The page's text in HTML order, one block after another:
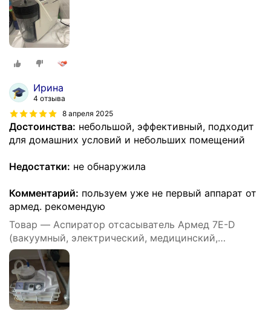
Ирина
4 отзыва
8 апреля 2025
Достоинства: небольшой, эффективный, подходит
для домашних условий и небольших помещений
Недостатки: не обнаружила
Комментарий: пользуем уже не первый аппарат от
армед. рекомендую
Товар — Аспиратор отсасыватель Армед 7E-D
(вакуумный, электрический, медицинский,
портативный. питание: 220V; 12V; аккумулятор)